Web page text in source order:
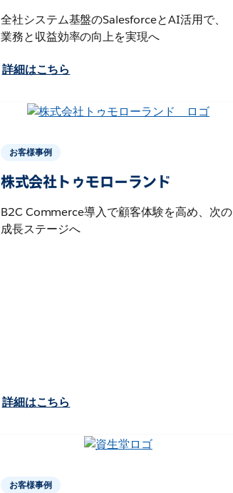
全社システム基盤のSalesforceとAI活用で、
業務と収益効率の向上を実現へ
詳細はこちら
お客様事例
株式会社トゥモローランド
B2C Commerce導入で顧客体験を高め、次の
成長ステージへ
詳細はこちら
お客様事例